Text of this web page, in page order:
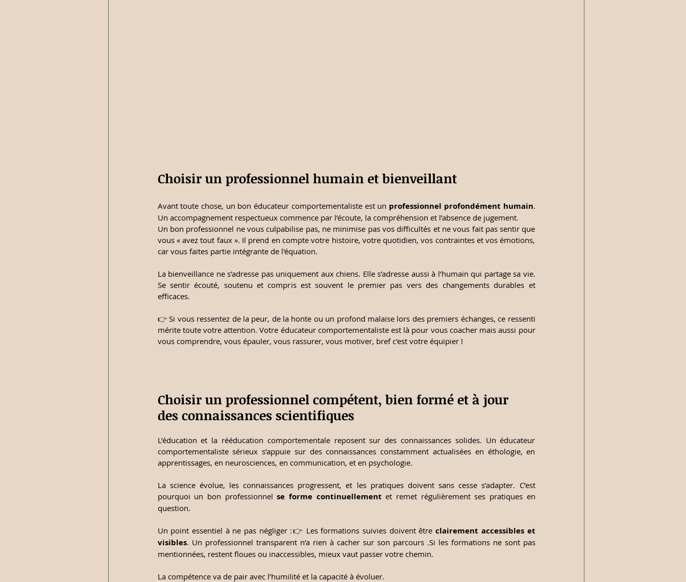
Choisir un professionnel humain et bienveillant
Avant toute chose, un bon éducateur comportementaliste est un professionnel profondément humain.
Un accompagnement respectueux commence par l’écoute, la compréhension et l’absence de jugement.
Un bon professionnel ne vous culpabilise pas, ne minimise pas vos difficultés et ne vous fait pas sentir que
vous « avez tout faux ». Il prend en compte votre histoire, votre quotidien, vos contraintes et vos émotions,
car vous faites partie intégrante de l'équation.
La bienveillance ne s’adresse pas uniquement aux chiens. Elle s’adresse aussi à l’humain qui partage sa vie.
Se sentir écouté, soutenu et compris est souvent le premier pas vers des changements durables et
efficaces.
👉 Si vous ressentez de la peur, de la honte ou un profond malaise lors des premiers échanges, ce ressenti
mérite toute votre attention. Votre éducateur comportementaliste est là pour vous coacher mais aussi pour
vous comprendre, vous épauler, vous rassurer, vous motiver, bref c'est votre équipier !
Choisir un professionnel compétent, bien formé et à jour
des connaissances scientifiques
L’éducation et la rééducation comportementale reposent sur des connaissances solides. Un éducateur
comportementaliste sérieux s’appuie sur des connaissances constamment actualisées en éthologie, en
apprentissages, en neurosciences, en communication, et en psychologie.
La science évolue, les connaissances progressent, et les pratiques doivent sans cesse s’adapter. C’est
pourquoi un bon professionnel se forme continuellement et remet régulièrement ses pratiques en
question.
Un point essentiel à ne pas négliger :👉 Les formations suivies doivent être clairement accessibles et
visibles. Un professionnel transparent n’a rien à cacher sur son parcours .Si les formations ne sont pas
mentionnées, restent floues ou inaccessibles, mieux vaut passer votre chemin.
La compétence va de pair avec l’humilité et la capacité à évoluer.